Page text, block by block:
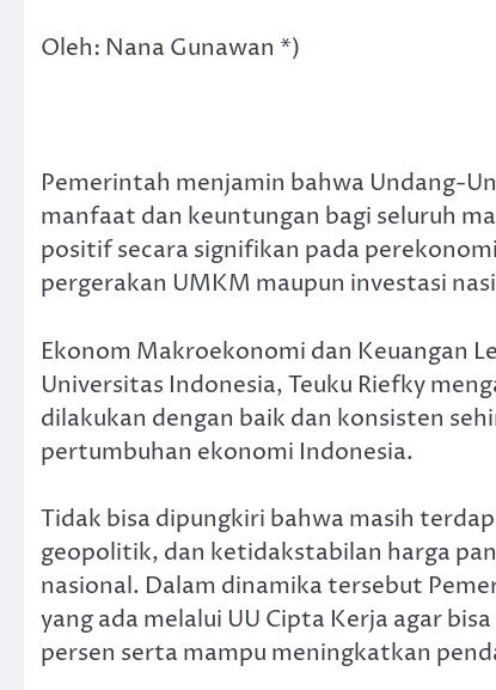
Oleh: Nana Gunawan *)
Pemerintah menjamin bahwa Undang-
manfaat dan keuntungan bagi seluruh
positif secara signifikan pada
pergerakan UMKM maupun investasi
Ekonom Makroekonomi dan Keuangan
Universitas Indonesia, Teuku Riefky
dilakukan dengan baik dan konsisten
pertumbuhan ekonomi Indonesia.
Tidak bisa dipungkiri bahwa masih
geopolitik, dan ketidakstabilan harga
nasional. Dalam dinamika tersebut
yang ada melalui UU Cipta Kerja agar
persen serta mampu meningkatkan